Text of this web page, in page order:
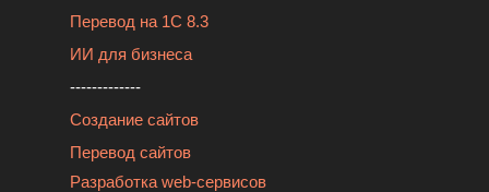
Перевод на 1С 8.3
ИИ для бизнеса
-------------
Создание сайтов
Перевод сайтов
Разработка web-сервисов